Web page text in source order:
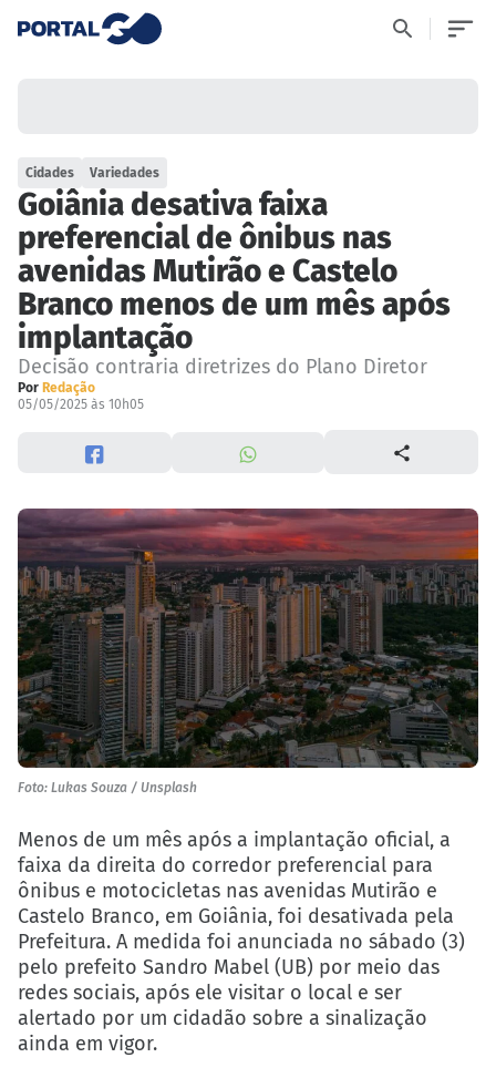
Cidades Variedades
Goiânia desativa faixa
preferencial de ônibus nas
avenidas Mutirão e Castelo
Branco menos de um mês após
implantação
Decisão contraria diretrizes do Plano Diretor
Por Redação
05/05/2025 às 10h05
Foto: Lukas Souza / Unsplash
Menos de um mês após a implantação oficial, a
faixa da direita do corredor preferencial para
ônibus e motocicletas nas avenidas Mutirão e
Castelo Branco, em Goiânia, foi desativada pela
Prefeitura. A medida foi anunciada no sábado (3)
pelo prefeito Sandro Mabel (UB) por meio das
redes sociais, após ele visitar o local e ser
alertado por um cidadão sobre a sinalização
ainda em vigor.